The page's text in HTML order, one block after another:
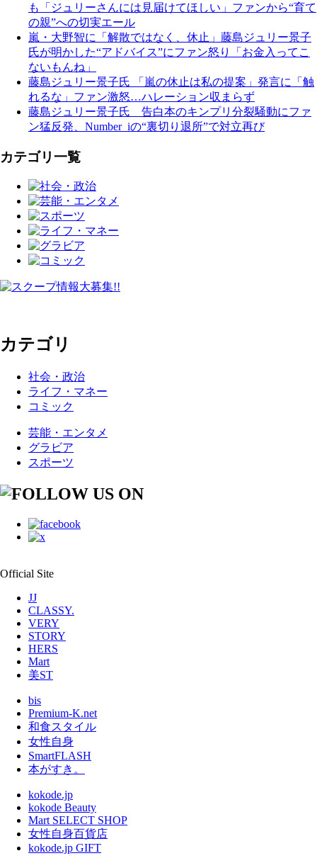
も「ジュリーさんには見届けてほしい」ファンから“育て
の親”への切実エール
嵐・大野智に「解散ではなく、休止」藤島ジュリー景子
氏が明かした“アドバイス”にファン怒り「お金入ってこ
ないもんね」
藤島ジュリー景子氏 「嵐の休止は私の提案」発言に「触
れるな」ファン激怒…ハレーション収まらず
藤島ジュリー景子氏 告白本のキンプリ分裂騒動にファ
ン猛反発、Number_iの“裏切り退所”で対立再び
カテゴリ一覧
カテゴリ
社会・政治
ライフ・マネー
コミック
芸能・エンタメ
グラビア
スポーツ
Official Site
JJ
CLASSY.
VERY
STORY
HERS
Mart
美ST
bis
Premium-K.net
和食スタイル
女性自身
SmartFLASH
本がすき。
kokode.jp
kokode Beauty
Mart SELECT SHOP
女性自身百貨店
kokode.jp GIFT